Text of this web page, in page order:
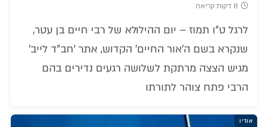
8 דקות קריאה
לרגל ט"ו תמוז – יום ההילולא של רבי חיים בן עטר,
שנקרא בשם ה'אור החיים' הקדוש, אתר 'חב"ד לייב'
מגיש הצצה מרתקת לשלושה רגעים נדירים בהם
הרבי פתח צוהר לתורתו
אודיו